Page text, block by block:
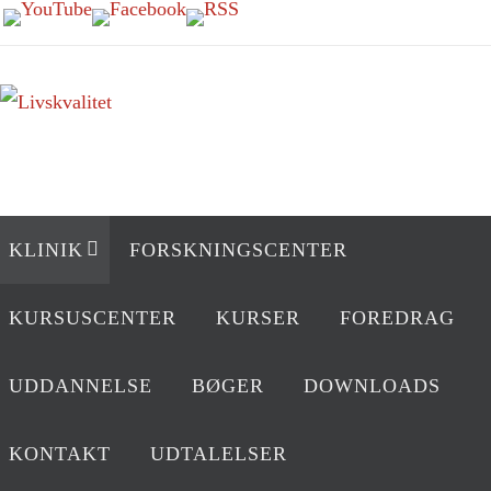
Skip
content
toKLINIK FORSKNINGSCENTER
KURSUSCENTER KURSER FOREDRAG
UDDANNELSE BØGER DOWNLOADS
KONTAKT UDTALELSER